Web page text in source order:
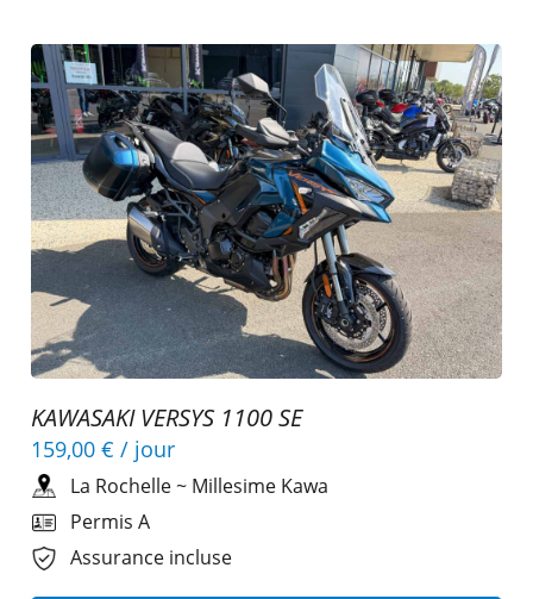
KAWASAKI VERSYS 1100 SE
159,00 € / jour
La Rochelle~ Millesime Kawa
Permis A
Assurance incluse